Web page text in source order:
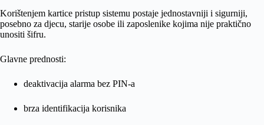
Korištenjem kartice pristup sistemu postaje jednostavniji i sigurniji,
posebno za djecu, starije osobe ili zaposlenike kojima nije praktično
unositi šifru.
Glavne prednosti:
deaktivacija alarma bez PIN-a
brza identifikacija korisnika